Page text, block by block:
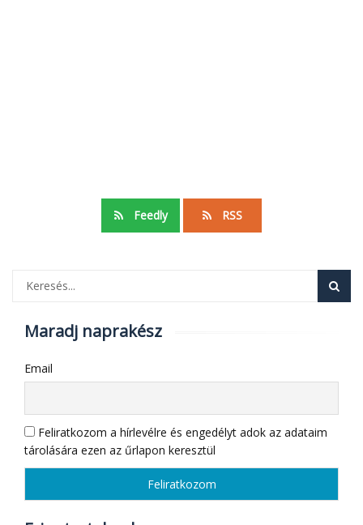
Feedly RSS
Maradj naprakész
Email
Feliratkozom a hírlevélre és engedélyt adok az adataim
tárolására ezen az űrlapon keresztül